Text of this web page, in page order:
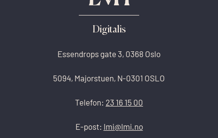
Digitalis
Essendrops gate 3, 0368 Oslo
5094, Majorstuen, N-0301 OSLO
Telefon: 23 16 15 00
E-post: lmi@lmi.no